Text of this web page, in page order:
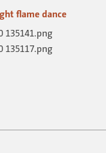
flame dance